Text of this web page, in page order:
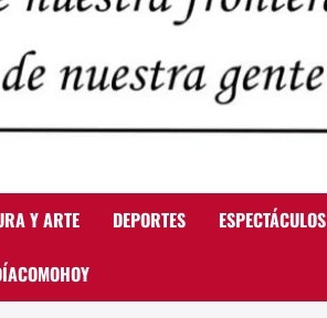
Y ARTE DEPORTES ESPECTÁCULOS